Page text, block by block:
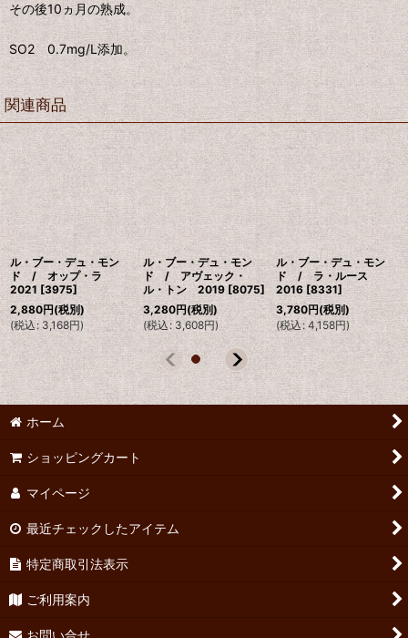
その後10ヵ月の熟成。
SO2 0.7mg/L添加。
関連商品
ル・ブー・デュ・モン
ド / オップ・ラ
2021 [3975]
2,880円(税別)
(税込: 3,168円)
ル・ブー・デュ・モン
ド / アヴェック・
ル・トン 2019 [8075]
3,280円(税別)
(税込 : 3,608円)
ル・ブー・デュ・モン
ド / ラ・ルース
2016 [8331]
3,780円(税別)
(税込: 4,158円)
ホーム
ショッピングカート
マイページ
最近チェックしたアイテム
特定商取引法表示
ご利用案内